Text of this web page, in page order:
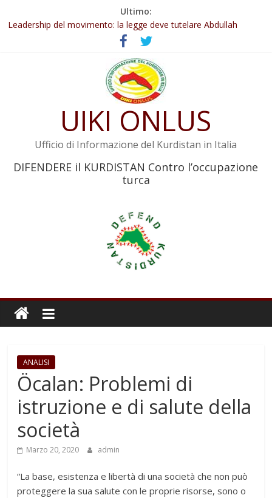
Ultimo:
Abdullah Öcalan: Le legge negativa deve essere trasformata in
legge positiva
Leadership del movimento: la legge deve tutelare Abdullah
Commissione donne del KNK: Şengal è di nuovo sotto minaccia
Non tenere conto della situazione di Rêber Apo ostacolerebbe
Il KNK chiede un’azione internazionale contro i crimini di guerra
UIKI ONLUS
Ufficio di Informazione del Kurdistan in Italia
DIFENDERE il KURDISTAN Contro l’occupazione
turca
ANALISI
Öcalan: Problemi di
istruzione e di salute della
società
Marzo 20, 2020 admin
“La base, esistenza e libertà di una società che non può
proteggere la sua salute con le proprie risorse, sono o